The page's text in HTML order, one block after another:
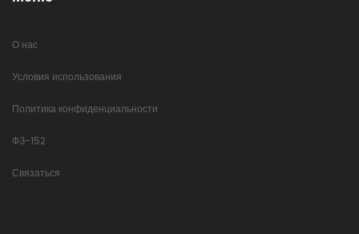
О нас
Условия использования
Политика конфиденциальности
ФЗ-152
Связаться